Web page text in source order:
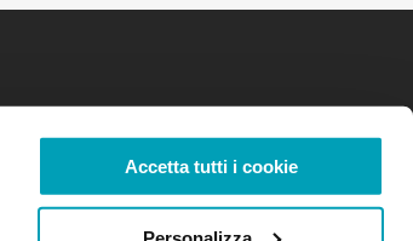
Accetta tutti i cookie